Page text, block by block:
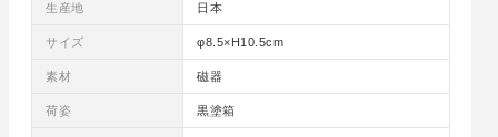
生産地 日本
サイズ φ8.5×H10.5cm
素材 磁器
荷姿 黒塗箱